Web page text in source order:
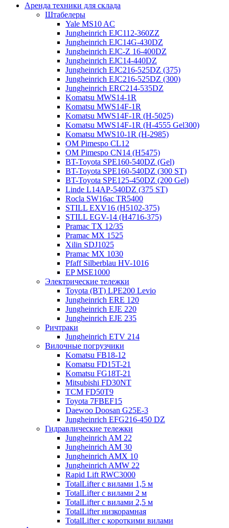
Аренда техники для склада
Штабелеры
Yale MS10 AC
Jungheinrich EJC112-360ZZ
Jungheinrich EJC14G-430DZ
Jungheinrich EJC-Z 16-400DZ
Jungheinrich EJC14-440DZ
Jungheinrich EJC216-525DZ (375)
Jungheinrich EJC216-525DZ (300)
Jungheinrich ERC214-535DZ
Komatsu MWS14-1R
Komatsu MWS14F-1R
Komatsu MWS14F-1R (H-5025)
Komatsu MWS14F-1R (H-4555 Gel300)
Komatsu MWS10-1R (Н-2985)
OM Pimespo CL12
OM Pimespo CN14 (Н5475)
BT-Toyota SPE160-540DZ (Gel)
BT-Toyota SPE160-540DZ (300 ST)
BT-Toyota SPE125-450DZ (200 Gel)
Linde L14AP-540DZ (375 ST)
Rocla SW16ac TR5400
STILL EXV16 (H5102-375)
STILL EGV-14 (H4716-375)
Pramac TX 12/35
Pramac MX 1525
Xilin SDJ1025
Pramac MX 1030
Pfaff Silberblau HV-1016
EP MSE1000
Электрические тележки
Toyota (BT) LPE200 Levio
Jungheinrich ERE 120
Jungheinrich EJE 220
Jungheinrich EJE 235
Ричтраки
Jungheinrich ETV 214
Вилочные погрузчики
Komatsu FB18-12
Komatsu FD15T-21
Komatsu FG18T-21
Mitsubishi FD30NT
TCM FD50T9
Toyota 7FBEF15
Daewoo Doosan G25E-3
Jungheinrich EFG216-450 DZ
Гидравлические тележки
Jungheinrich AM 22
Jungheinrich AM 30
Jungheinrich AMX 10
Jungheinrich AMW 22
Rapid Lift RWC3000
TotalLifter с вилами 1,5 м
TotalLifter с вилами 2 м
TotalLifter с вилами 2,5 м
TotalLifter низкорамная
TotalLifter с короткими вилами